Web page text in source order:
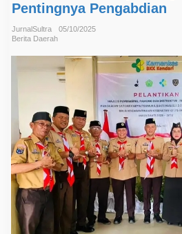
K
r
i
K
k
k
a
n
S
a
k
a
B
h
a
Pentingnya Pengabdian
JurnalSultra
05/10/2025
Berita Daerah